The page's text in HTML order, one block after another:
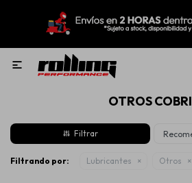

OTROS
Filtrando por: Lubricantes Otros
Nuevo!
Llantas